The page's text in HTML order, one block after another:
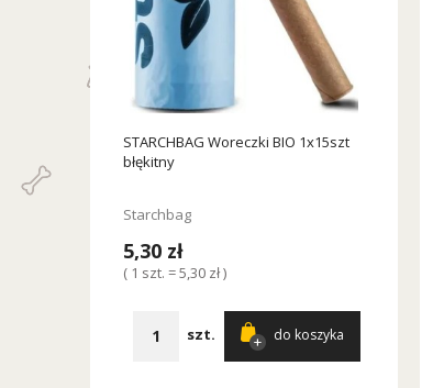
STARCHBAG Woreczki BIO 1x15szt
błękitny
Starchbag
5,30 zł
( 1 szt. = 5,30 zł )
szt. do koszyka